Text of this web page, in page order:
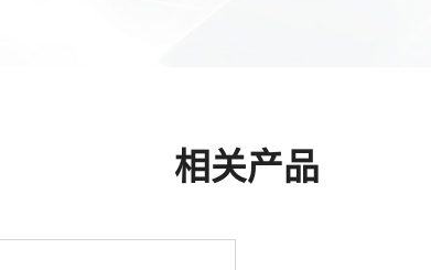
相关产品